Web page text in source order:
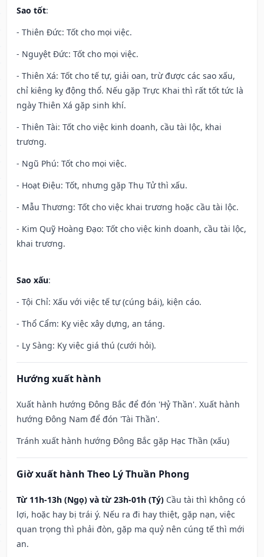
Sao tốt:
- Thiên Đức: Tốt cho mọi việc.
- Nguyệt Đức: Tốt cho mọi việc.
- Thiên Xá: Tốt cho tế tự, giải oan, trừ được các sao xấu,
chỉ kiêng kỵ động thổ. Nếu gặp Trực Khai thì rất tốt tức là
ngày Thiên Xá gặp sinh khí.
- Thiên Tài: Tốt cho việc kinh doanh, cầu tài lộc, khai
trương.
- Ngũ Phú: Tốt cho mọi việc.
- Hoạt Điệu: Tốt, nhưng gặp Thụ Tử thì xấu.
- Mẫu Thương: Tốt cho việc khai trương hoặc cầu tài lộc.
- Kim Quỹ Hoàng Đạo: Tốt cho việc kinh doanh, cầu tài lộc,
khai trương.
Sao xấu:
- Tội Chỉ: Xấu với việc tế tự (cúng bái), kiện cáo.
- Thổ Cẩm: Kỵ việc xây dựng, an táng.
- Ly Sàng: Kỵ việc giá thú (cưới hỏi).
Hướng xuất hành
Xuất hành hướng Đông Bắc để đón 'Hỷ Thần'. Xuất hành
hướng Đông Nam để đón 'Tài Thần'.
Tránh xuất hành hướng Đông Bắc gặp Hạc Thần (xấu)
Giờ xuất hành Theo Lý Thuần Phong
Từ 11h-13h (Ngọ) và từ 23h-01h (Tý) Cầu tài thì không có
lợi, hoặc hay bị trái ý. Nếu ra đi hay thiệt, gặp nạn, việc
quan trọng thì phải đòn, gặp ma quỷ nên cúng tế thì mới
an.